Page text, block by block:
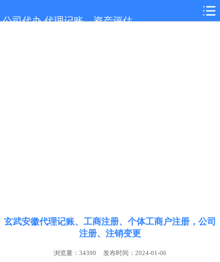
公司代办,代理记账，资产评估
网站首页
玄武安徽代理记账、工商注册、个体工商户注册，公司
注册、注销变更
浏览量：34390 发布时间：2024-01-06